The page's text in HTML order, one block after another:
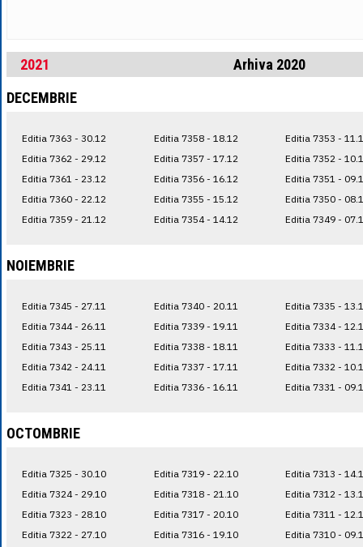
2021
Arhiva 2020
DECEMBRIE
Editia 7363 - 30.12
Editia 7362 - 29.12
Editia 7361 - 23.12
Editia 7360 - 22.12
Editia 7359 - 21.12
Editia 7358 - 18.12
Editia 7357 - 17.12
Editia 7356 - 16.12
Editia 7355 - 15.12
Editia 7354 - 14.12
Editia 7353 -
Editia 7352 -
Editia 7351 -
Editia 7350 -
Editia 7349 -
NOIEMBRIE
Editia 7345 - 27.11
Editia 7344 - 26.11
Editia 7343 - 25.11
Editia 7342 - 24.11
Editia 7341 - 23.11
Editia 7340 - 20.11
Editia 7339 - 19.11
Editia 7338 - 18.11
Editia 7337 - 17.11
Editia 7336 - 16.11
Editia 7335 -
Editia 7334 -
Editia 7333 -
Editia 7332 -
Editia 7331 -
OCTOMBRIE
Editia 7325 - 30.10
Editia 7324 - 29.10
Editia 7323 - 28.10
Editia 7322 - 27.10
Editia 7319 - 22.10
Editia 7318 - 21.10
Editia 7317 - 20.10
Editia 7316 - 19.10
Editia 7313 -
Editia 7312 -
Editia 7311 -
Editia 7310 -